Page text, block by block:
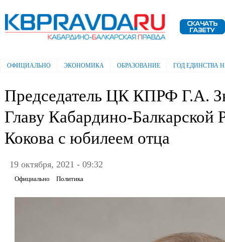
Электронная газета "Кабардино-
Балкарская правда"
Главное меню
ОФИЦИАЛЬНО ЭКОНОМИКА ОБРАЗОВАНИЕ ГОД ЕДИНСТВА
Председатель ЦК КПРФ Г.А.
Главу Кабардино-Балкарской
Кокова с юбилеем отца
19 октября, 2021 - 09:32
Официально Политика